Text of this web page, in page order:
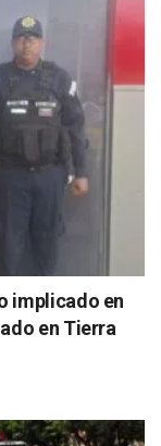
implicado en
en Tierra